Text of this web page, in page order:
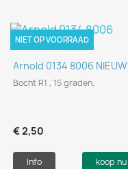
Arnold 0134 8006 NIEUW
Bocht R1 , 15 graden.
€ 2,50
Info koop nu
NIET OP VOORRAAD